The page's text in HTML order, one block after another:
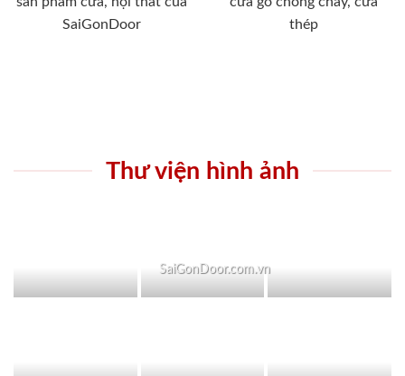
SaiGonDoor
thép
Thư viện hình ảnh
SaiGonDoor.com.vn